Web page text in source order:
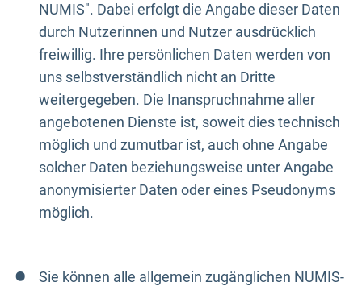
NUMIS". Dabei erfolgt die Angabe dieser Daten
durch Nutzerinnen und Nutzer ausdrücklich
freiwillig. Ihre persönlichen Daten werden von
uns selbstverständlich nicht an Dritte
weitergegeben. Die Inanspruchnahme aller
angebotenen Dienste ist, soweit dies technisch
möglich und zumutbar ist, auch ohne Angabe
solcher Daten beziehungsweise unter Angabe
anonymisierter Daten oder eines Pseudonyms
möglich.
Sie können alle allgemein zugänglichen NUMIS-